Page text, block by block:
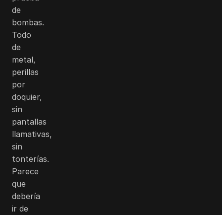
de
bombas.
Todo
de
metal,
perillas
por
doquier,
sin
pantallas
llamativas,
sin
tonterías.
Parece
que
debería
ir de